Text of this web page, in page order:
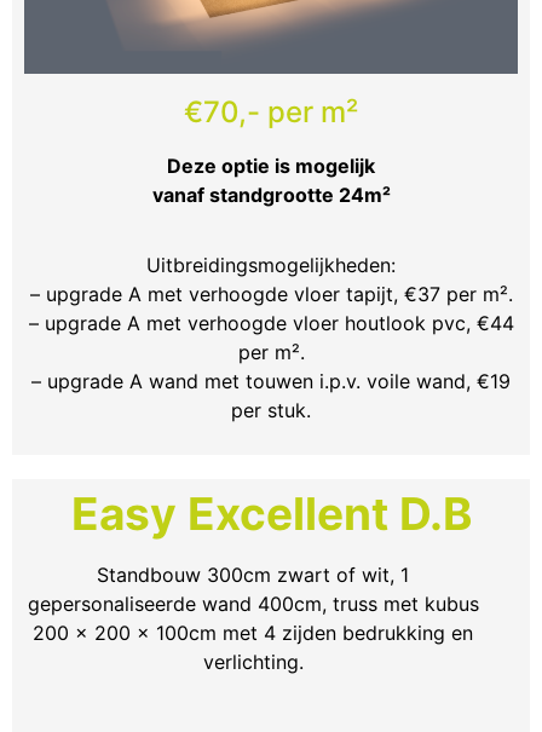
€70,- per m²
Deze optie is mogelijk
vanaf standgrootte 24m²
Uitbreidingsmogelijkheden:
– upgrade A met verhoogde vloer tapijt, €37 per m².
– upgrade A met verhoogde vloer houtlook pvc, €44
per m².
– upgrade A wand met touwen i.p.v. voile wand, €19
per stuk.
Easy Excellent D.B
Standbouw 300cm zwart of wit, 1
gepersonaliseerde wand 400cm, truss met kubus
200 x 200 x 100cm met 4 zijden bedrukking en
verlichting.